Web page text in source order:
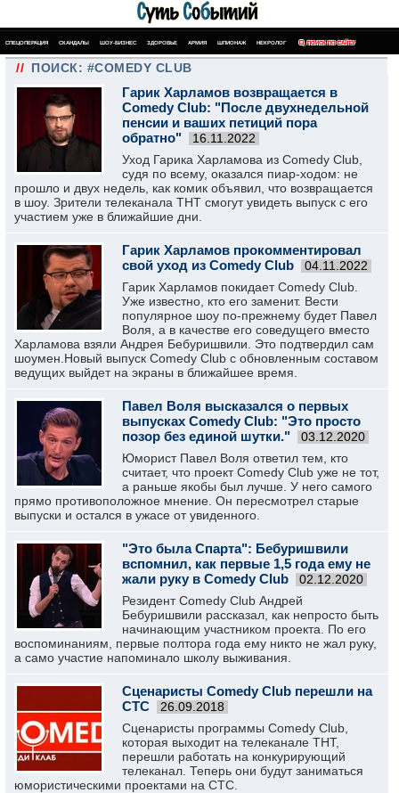
СПЕЦОПЕРАЦИЯ СКАНДАЛЫ ШОУ-БИЗНЕС ЗДОРОВЬЕ АРМИЯ ШПИОНАЖ НЕКРОЛОГ ПОИСК ПО САЙТУ
// ПОИСК: #COMEDY CLUB
Гарик Харламов возвращается в
Comedy Club: "После двухнедельной
пенсии и ваших петиций пора
обратно"
16.11.2022
Уход Гарика Харламова из Comedy Club,
судя по всему, оказался пиар-ходом: не
прошло и двух недель, как комик объявил, что возвращается
в шоу. Зрители телеканала ТНТ смогут увидеть выпуск с его
участием уже в ближайшие дни.
Гарик Харламов прокомментировал
свой уход из Comedy Club
04.11.2022
Гарик Харламов покидает Comedy Club.
Уже известно, кто его заменит. Вести
популярное шоу по-прежнему будет Павел
Воля, а в качестве его соведущего вместо
Харламова взяли Андрея Бебуришвили. Это подтвердил сам
шоумен.Новый выпуск Comedy Club с обновленным составом
ведущих выйдет на экраны в ближайшее время.
Павел Воля высказался о первых
выпусках Comedy Club: "Это просто
позор без единой шутки."
03.12.2020
Юморист Павел Воля ответил тем, кто
считает, что проект Comedy Club уже не тот,
а раньше якобы был лучше. У него самого
прямо противоположное мнение. Он пересмотрел старые
выпуски и остался в ужасе от увиденного.
"Это была Спарта": Бебуришвили
вспомнил, как первые 1,5 года ему не
жали руку в Comedy Club
02.12.2020
Резидент Comedy Club Андрей
Бебуришвили рассказал, как непросто быть
начинающим участником проекта. По его
воспоминаниям, первые полтора года ему никто не жал руку,
а само участие напоминало школу выживания.
Сценаристы Comedy Club перешли на
СТС
26.09.2018
Сценаристы программы Comedy Club,
которая выходит на телеканале ТНТ,
перешли работать на конкурирующий
телеканал. Теперь они будут заниматься
юмористическими проектами на СТС.